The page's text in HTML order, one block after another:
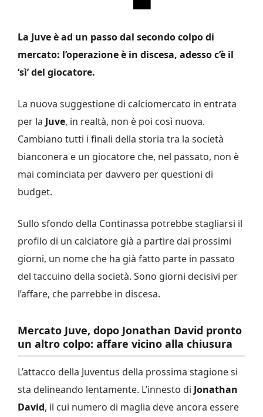
La Juve è ad un passo dal secondo colpo di
mercato: l’operazione è in discesa, adesso c’è il
‘sì’ del giocatore.
La nuova suggestione di calciomercato in entrata
per la Juve, in realtà, non è poi così nuova.
Cambiano tutti i finali della storia tra la società
bianconera e un giocatore che, nel passato, non è
mai cominciata per davvero per questioni di
budget.
Sullo sfondo della Continassa potrebbe stagliarsi il
profilo di un calciatore già a partire dai prossimi
giorni, un nome che ha già fatto parte in passato
del taccuino della società. Sono giorni decisivi per
l’affare, che parrebbe in discesa.
Mercato Juve, dopo Jonathan David pronto
un altro colpo: affare vicino alla chiusura
L’attacco della Juventus della prossima stagione si
sta delineando lentamente. L’innesto di Jonathan
David, il cui numero di maglia deve ancora essere